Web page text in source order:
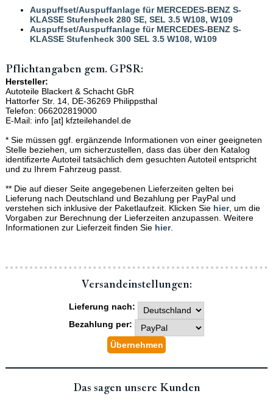
Auspuffset/Auspuffanlage für MERCEDES-BENZ S-
KLASSE Stufenheck 280 SE, SEL 3.5 W108, W109
Auspuffset/Auspuffanlage für MERCEDES-BENZ S-
KLASSE Stufenheck 300 SEL 3.5 W108, W109
Pflichtangaben gem. GPSR:
Hersteller:
Autoteile Blackert & Schacht GbR
Hattorfer Str. 14, DE-36269 Philippsthal
Telefon: 066202819000
E-Mail: info [at] kfzteilehandel.de
* Sie müssen ggf. ergänzende Informationen von einer geeigneten
Stelle beziehen, um sicherzustellen, dass das über den Katalog
identifizerte Autoteil tatsächlich dem gesuchten Autoteil entspricht
und zu Ihrem Fahrzeug passt.
** Die auf dieser Seite angegebenen Lieferzeiten gelten bei
Lieferung nach Deutschland und Bezahlung per PayPal und
verstehen sich inklusive der Paketlaufzeit. Klicken Sie hier, um die
Vorgaben zur Berechnung der Lieferzeiten anzupassen. Weitere
Informationen zur Lieferzeit finden Sie hier.
Versand­einstellungen:
Lieferung nach:
Bezahlung per:
Das sagen unsere Kunden